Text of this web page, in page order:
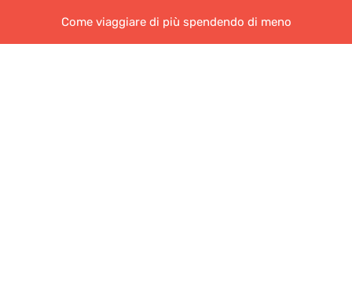
Come viaggiare di più spendendo di meno